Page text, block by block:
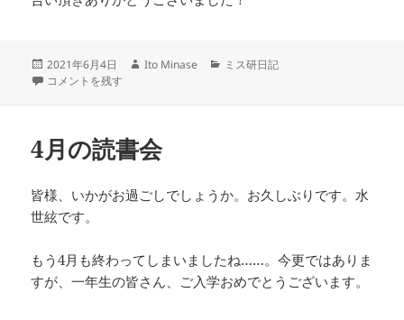
投
稿
2021年6月4日
作
Ito Minase
カ
ミス研日記
5月の読書会 に
コメントを残す
4月の読書会
皆様、いかがお過ごしでしょうか。お久しぶりです。水
世絃です。
もう4月も終わってしまいましたね……。今更ではありま
すが、一年生の皆さん、ご入学おめでとうございます。